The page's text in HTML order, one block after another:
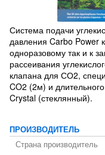
Система подачи
давления Carbo Power
одноразовому так и к
рассеивания
клапана для СО2,
CO2 (2м) и
Crystal (стеклянный).
ПРОИЗВОДИТЕЛЬ
Страна производитель